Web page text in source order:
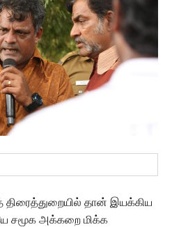
திரைத்துறையில் தான் இயக்கிய
சமூக அக்கறை மிக்க